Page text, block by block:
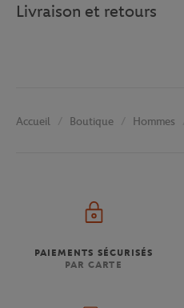
Livraison et retours
Accueil Boutique Hommes
PAIEMENTS SÉCURISÉS
PAR CARTE